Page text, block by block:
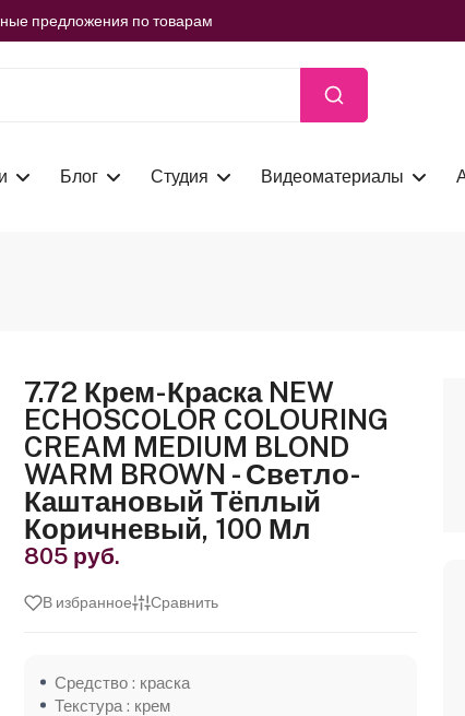
предложения по товарам
Блог Студия Видеоматериалы
7.72 Крем-Краска NEW
ECHOSCOLOR COLOURING
CREAM MEDIUM BLOND
WARM BROWN - Светло-
Каштановый Тёплый
Коричневый, 100 Мл
805 руб.
В избранное Сравнить
Средство : краска
Текстура : крем